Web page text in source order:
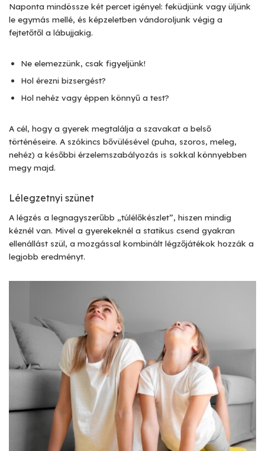
Naponta mindössze két percet igényel: feküdjünk vagy üljünk
le egymás mellé, és képzeletben vándoroljunk végig a
fejtetőtől a lábujjakig.
Ne elemezzünk, csak figyeljünk!
Hol érezni bizsergést?
Hol nehéz vagy éppen könnyű a test?
A cél, hogy a gyerek megtalálja a szavakat a belső
történéseire. A szókincs bővülésével (puha, szoros, meleg,
nehéz) a későbbi érzelemszabályozás is sokkal könnyebben
megy majd.
Lélegzetnyi szünet
A légzés a legnagyszerűbb „túlélőkészlet”, hiszen mindig
kéznél van. Mivel a gyerekeknél a statikus csend gyakran
ellenállást szül, a mozgással kombinált légzőjátékok hozzák a
legjobb eredményt.